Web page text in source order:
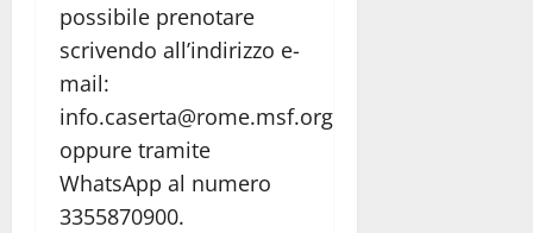
possibile prenotare
scrivendo all’indirizzo e-
mail:
info.caserta@rome.msf.org
oppure tramite
WhatsApp al numero
3355870900.